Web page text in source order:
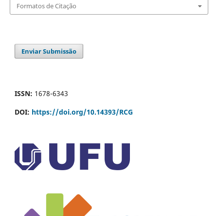
Formatos de Citação
Enviar Submissão
ISSN: 1678-6343
DOI: https://doi.org/10.14393/RCG